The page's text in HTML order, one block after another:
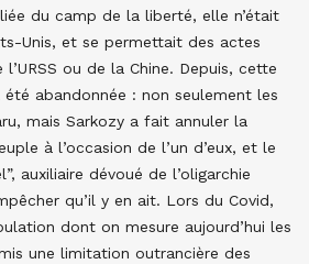
du camp de la liberté, elle n’était
Unis, et se permettait des actes
l’URSS ou de la Chine. Depuis, cette
abandonnée : non seulement les
mais Sarkozy a fait annuler la
à l’occasion de l’un d’eux, et le
auxiliaire dévoué de l’oligarchie
qu’il y en ait. Lors du Covid,
dont on mesure aujourd’hui les
une limitation outrancière des